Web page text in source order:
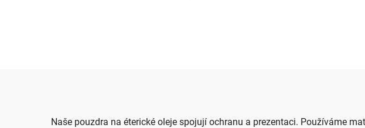
Naše pouzdra na éterické oleje spojují ochranu a prezentaci. Používáme